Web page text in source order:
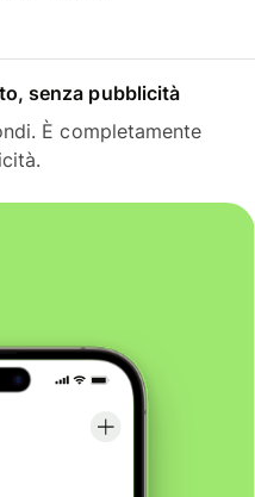
senza pubblicità
È completamente